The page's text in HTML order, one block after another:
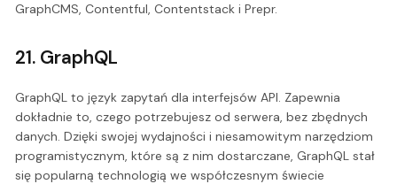
GraphCMS, Contentful, Contentstack i Prepr.
21. GraphQL
GraphQL to język zapytań dla interfejsów API. Zapewnia
dokładnie to, czego potrzebujesz od serwera, bez zbędnych
danych. Dzięki swojej wydajności i niesamowitym narzędziom
programistycznym, które są z nim dostarczane, GraphQL stał
się popularną technologią we współczesnym świecie